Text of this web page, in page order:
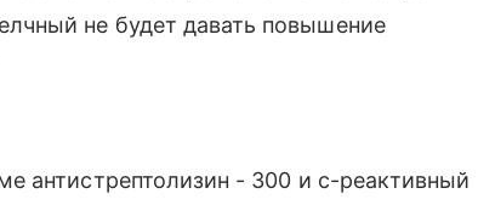
не будет давать повышение
антистрептолизин - 300 и с-реактивный